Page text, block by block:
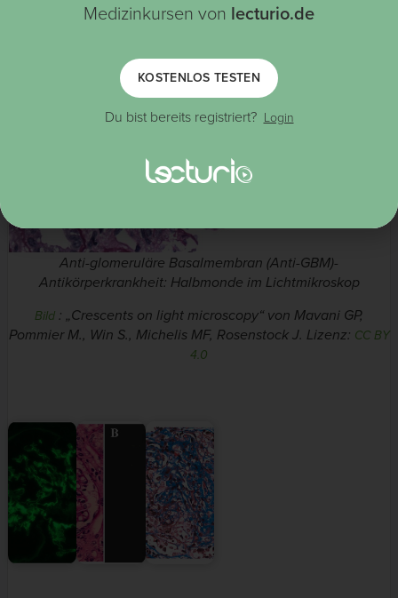
Anti-glomeruläre Basalmembran (Anti-GBM)-
Antikörperkrankheit: Halbmonde im Lichtmikroskop
Bild : „Crescents on light microscopy“ von Mavani GP,
Pommier M., Win S., Michelis MF, Rosenstock J. Lizenz: CC BY
4.0
Medizinkursen von lecturio.de
KOSTENLOS TESTEN
Du bist bereits registriert? Login